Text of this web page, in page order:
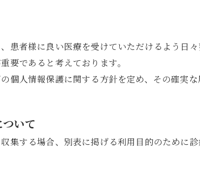
患者様に良い医療を受けていただけるよう日
要であると考えております。
個人情報保護に関する方針を定め、その確実な
いて
集する場合、別表に掲げる利用目的のために